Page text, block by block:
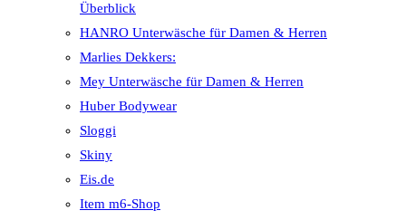
Überblick
HANRO Unterwäsche für Damen & Herren
Marlies Dekkers:
Mey Unterwäsche für Damen & Herren
Huber Bodywear
Sloggi
Skiny
Eis.de
Item m6-Shop